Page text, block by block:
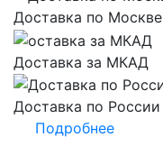
Доставка по Москве
Доставка за МКАД
Доставка по России
Подробнее